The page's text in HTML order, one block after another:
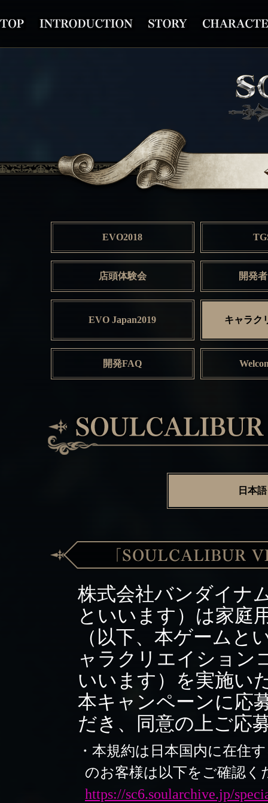
EVO2018
店頭体験会 開発
EVO Japan2019 キャラク
開発FAQ
日本語
株式会社バンダイナ
といいます）は家庭
（以下、本ゲーム
ャラクリエイション
いいます）を実施い
本キャンペーンに応
だき、同意の上ご応
・本規約は日本国内に在住
のお客様は以下をご確認く
https://sc6.soularchive.jp/